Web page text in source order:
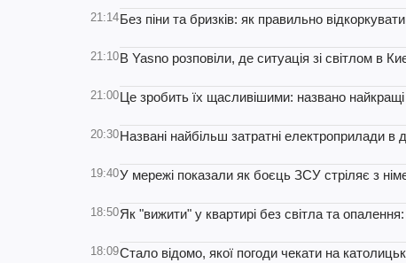
21:14Без піни та бризків: як правильно
21:10В Yasno розповіли, де ситуація зі світлом в
21:00Це зробить їх щасливішими: названо найкращі
20:30Названі найбільш затратні електроприлади в
19:40У мережі показали як боєць ЗСУ стріляє з
18:50Як "вижити" у квартирі без світла та
18:09Стало відомо, якої погоди чекати на